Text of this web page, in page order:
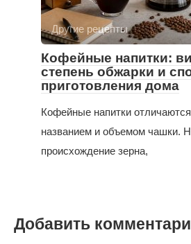
Другие рецепты
Кофейные напитки:
степень обжарки и
приготовления дома
Кофейные напитки
названием и объемом чашки.
происхождение зерна,
Добавить